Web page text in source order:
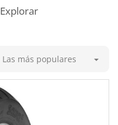
Explorar
Las más populares